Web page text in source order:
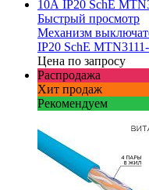
Быстрый просмотр
Механизм
IP20 SchE
Цена по запросу
Распродажа
Хит продаж
Рекомендуем